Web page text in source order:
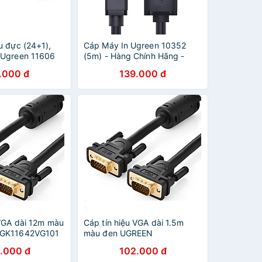
đực (24+1),
11606
đ
Cáp Máy In Ugreen 10352
(5m) - Hàng Chính Hãng -
139.000 đ
dài 12m màu
đ
Cáp tín hiệu VGA dài 1.5m
màu đen UGREEN
102.000 đ